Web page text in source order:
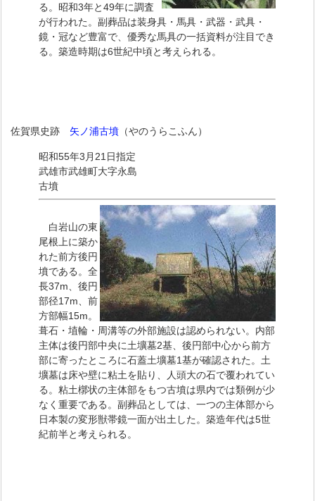
る。昭和3年と49年に調査
が行われた。副葬品は装身具・馬具・武器・武具・
鏡・冠など豊富で、優秀な馬具の一括資料が注目でき
る。築造時期は6世紀中頃と考えられる。
佐賀県史跡 矢ノ浦古墳 （やのうらこふん）
昭和55年3月21日指定
武雄市武雄町大字永島
古墳
白岩山の東
尾根上に築か
れた前方後円
墳である。全
長37m、後円
部径17m、前
方部幅15m。
葺石・埴輪・周溝等の外部施設は認められない。内部
主体は後円部中央に土壙墓2基、後円部中心から前方
部に寄ったところに石蓋土壙墓1基が確認された。土
壙墓は床や壁に粘土を貼り、人頭大の石で覆われてい
る。粘土槨状の主体部をもつ古墳は県内では類例が少
なく重要である。副葬品としては、一つの主体部から
日本製の変形獣帯鏡一面が出土した。築造年代は5世
紀前半と考えられる。